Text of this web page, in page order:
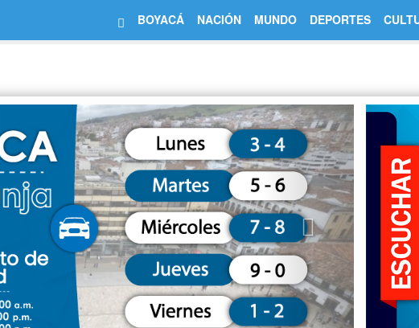
BOYACÁ NACIÓN MUNDO DEPORTES
Next